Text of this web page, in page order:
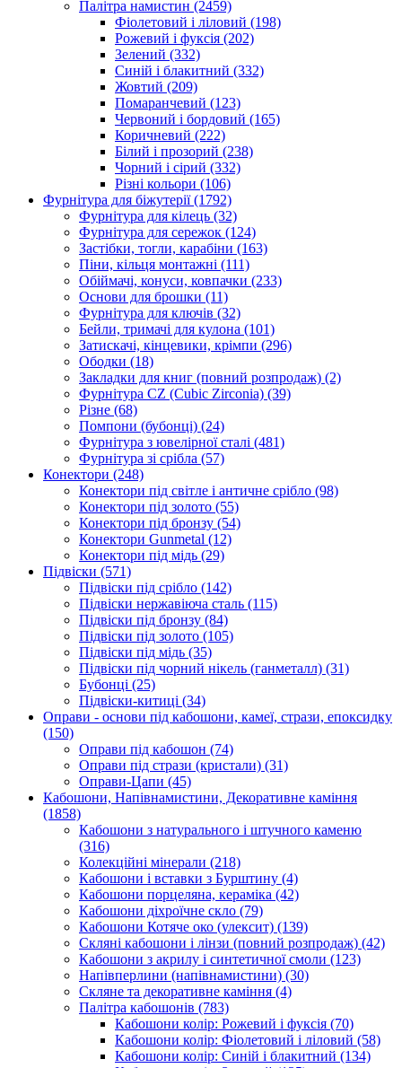
Палітра намистин (2459)
Фіолетовий і ліловий (198)
Рожевий і фуксія (202)
Зелений (332)
Синій і блакитний (332)
Жовтий (209)
Помаранчевий (123)
Червоний і бордовий (165)
Коричневий (222)
Білий і прозорий (238)
Чорний і сірий (332)
Різні кольори (106)
Фурнітура для біжутерії(1792)
Фурнітура для кілець (32)
Фурнітура для сережок (124)
Застібки, тогли, карабіни (163)
Піни, кільця монтажні (111)
Обіймачі, конуси, ковпачки (233)
Основи для брошки (11)
Фурнітура для ключів (32)
Бейли, тримачі для кулона (101)
Затискачі, кінцевики, крімпи (296)
Ободки (18)
Закладки для книг (повний розпродаж) (2)
Фурнітура CZ (Cubic Zirconia) (39)
Різне (68)
Помпони (бубонці) (24)
Фурнітура з ювелірної сталі (481)
Фурнітура зі срібла (57)
Конектори (248)
Конектори під світле і античне срібло (98)
Конектори під золото (55)
Конектори під бронзу (54)
Конектори Gunmetal (12)
Конектори під мідь (29)
Підвіски (571)
Підвіски під срібло (142)
Підвіски нержавіюча сталь (115)
Підвіски під бронзу (84)
Підвіски під золото (105)
Підвіски під мідь (35)
Підвіски під чорний нікель (ганметалл) (31)
Бубонці (25)
Підвіски-китиці (34)
Оправи - основи під кабошони, камеї, стрази, епоксидку
(150)
Оправи під кабошон (74)
Оправи під стрази (кристали) (31)
Оправи-Цапи (45)
Кабошони, Напівнамистини, Декоративне каміння
(1858)
Кабошони з натурального і штучного каменю
(316)
Колекційні мінерали (218)
Кабошони і вставки з Бурштину (4)
Кабошони порцеляна, кераміка (42)
Кабошони діхроїчне скло (79)
Кабошони Котяче око (улексит) (139)
Скляні кабошони і лінзи (повний розпродаж) (42)
Кабошони з акрилу і синтетичної смоли (123)
Напівперлини (напівнамистини) (30)
Скляне та декоративне каміння (4)
Палітра кабошонів (783)
Кабошони колір: Рожевий і фуксія (70)
Кабошони колір: Фіолетовий і ліловий (58)
Кабошони колір: Синій і блакитний (134)